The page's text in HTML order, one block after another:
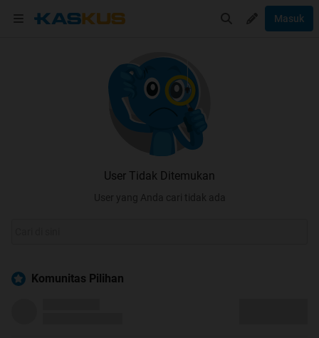
Masuk
User Tidak Ditemukan
User yang Anda cari tidak ada
Komunitas Pilihan